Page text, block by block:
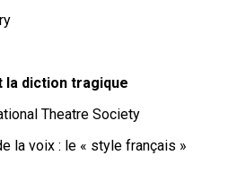
la diction tragique
Theatre Society
la voix : le « style français »